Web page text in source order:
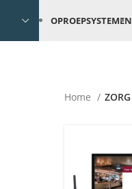
OPROEPSYSTEMEN
Home ZORG